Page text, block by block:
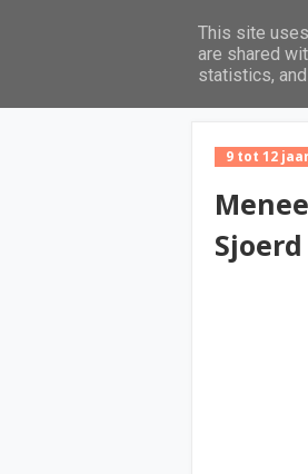
9 tot 12
This site
are shared
statistics,